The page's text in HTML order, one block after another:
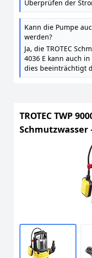
Überprüfen der
Kann die Pumpe
werden?
Ja, die TROTEC
4036 E kann auch
dies beeinträchtigt
TROTEC TWP
Schmutzwasser